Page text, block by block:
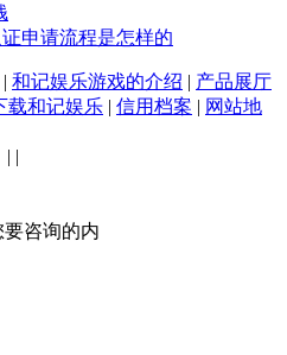
申请流程是怎样的
| 和记娱乐游戏的介绍 | 产品展厅
载和记娱乐 | 信用档案 | 网站地
| |
咨询的内